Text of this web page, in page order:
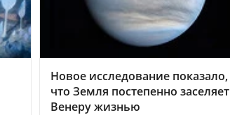
Новое исследование показало,
что Земля постепенно заселяет
Венеру жизнью